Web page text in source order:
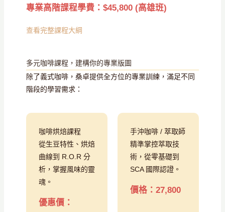
專業高階課程學費：$45,800 (高雄班)
查看完整課程大綱
多元咖啡課程，建構你的專業版圖
除了義式咖啡，桑卓提供全方位的專業訓練，滿足不同
階段的學習需求：
咖啡烘焙課程
從生豆特性、烘焙
曲線到 R.O.R 分
析，掌握風味的靈
魂。
優惠價：
手沖咖啡 / 萃取師
精準掌控萃取技
術，從零基礎到
SCA 國際認證。
價格：27,800